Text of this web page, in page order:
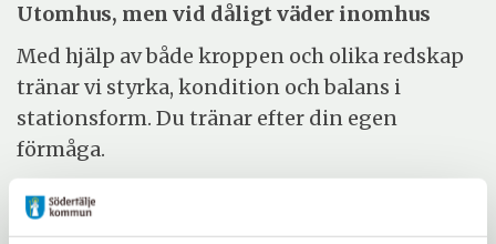
Utomhus, men vid dåligt väder inomhus
Med hjälp av både kroppen och olika redskap
tränar vi styrka, kondition och balans i
stationsform. Du tränar efter din egen
förmåga.
Evenemangsinformation